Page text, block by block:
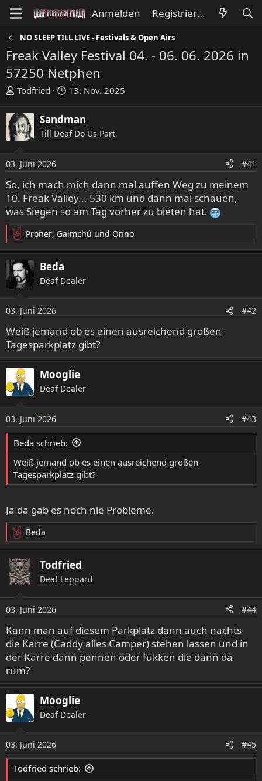
Anmelden Registrieren
NO SLEEP TILL LIVE - Festivals & Open Airs
Freak Valley Festival 04. - 06. 06. 2026 in
57250 Netphen
E
s
t
e
l
r
Todfried
E
s
t
e
l
a
m
13. Nov. 2025
Sandman
Till Deaf Do Us Part
03. Juni 2026 #41
So, ich mach mich dann mal auffen Weg zu meinem
10. Freak Valley... 530 km und dann mal schauen,
was Siegen so am Tag vorher zu bieten hat.
R
e
a
k
t
n
e
n
:
Proner, Gaimchú und Onno
Beda
Deaf Dealer
03. Juni 2026 #42
Weiß jemand ob es einen ausreichend großen
Tagesparkplatz gibt?
Mooglie
Deaf Dealer
03. Juni 2026 #43
Beda schrieb:
Weiß jemand ob es einen ausreichend großen
Tagesparkplatz gibt?
Ja da gab es noch nie Probleme.
R
e
a
k
t
n
e
n
:
Beda
Todfried
Deaf Leppard
03. Juni 2026 #44
Kann man auf diesem Parkplatz dann auch nachts
die Karre (Caddy alles Camper) stehen lassen und in
der Karre dann pennen oder fukken die dann da
rum?
Mooglie
Deaf Dealer
03. Juni 2026 #45
Todfried schrieb: